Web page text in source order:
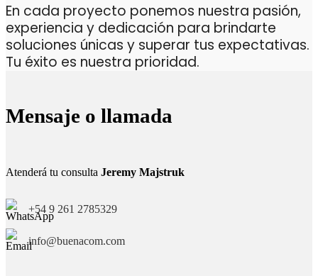
En cada proyecto ponemos nuestra pasión,
experiencia y dedicación para brindarte
soluciones únicas y superar tus expectativas.
Tu éxito es nuestra prioridad.
Mensaje o llamada
Atenderá tu consulta Jeremy Majstruk
+54 9 261 2785329
info@buenacom.com